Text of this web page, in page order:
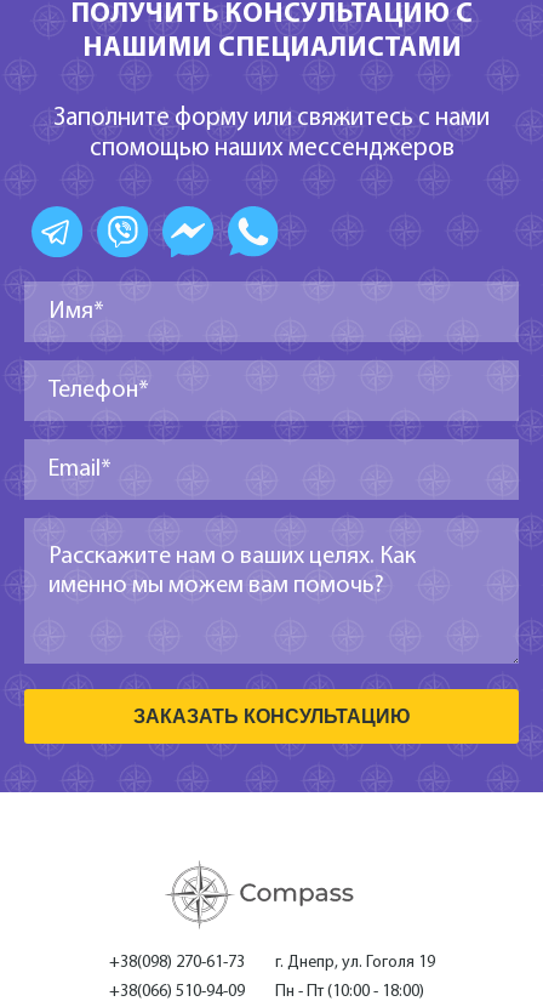
ПОЛУЧИТЬ КОНСУЛЬТАЦИЮ С
НАШИМИ СПЕЦИАЛИСТАМИ
Заполните форму или свяжитесь с нами
спомощью наших мессенджеров
ЗАКАЗАТЬ КОНСУЛЬТАЦИЮ
+38(098) 270-61-73
+38(066) 510-94-09
г. Днепр, ул. Гоголя 19
Пн - Пт (10:00 - 18:00)